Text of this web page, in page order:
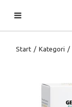
Start / Kategori /